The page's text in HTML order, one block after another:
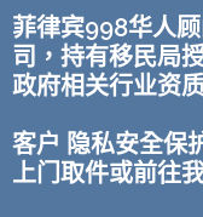
菲律宾998华人
司，持有移民局
政府相关行业资
客户 隐私安全保
上门取件或前往